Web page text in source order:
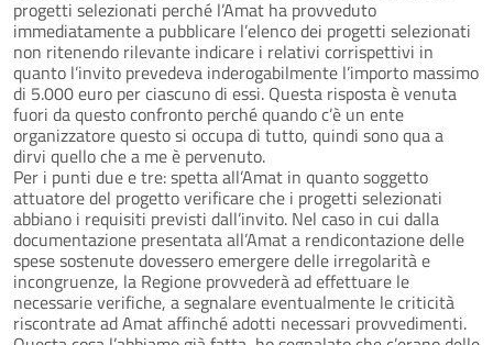
progetti selezionati perché l’Amat ha provveduto
immediatamente a pubblicare l’elenco dei progetti selezionati
non ritenendo rilevante indicare i relativi corrispettivi in
quanto l’invito prevedeva inderogabilmente l’importo massimo
di 5.000 euro per ciascuno di essi. Questa risposta è venuta
fuori da questo confronto perché quando c’è un ente
organizzatore questo si occupa di tutto, quindi sono qua a
dirvi quello che a me è pervenuto.
Per i punti due e tre: spetta all’Amat in quanto soggetto
attuatore del progetto verificare che i progetti selezionati
abbiano i requisiti previsti dall’invito. Nel caso in cui dalla
documentazione presentata all’Amat a rendicontazione delle
spese sostenute dovessero emergere delle irregolarità e
incongruenze, la Regione provvederà ad effettuare le
necessarie verifiche, a segnalare eventualmente le criticità
riscontrate ad Amat affinché adotti necessari provvedimenti.